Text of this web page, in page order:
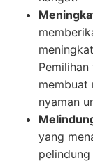
membuat
nyaman
yang